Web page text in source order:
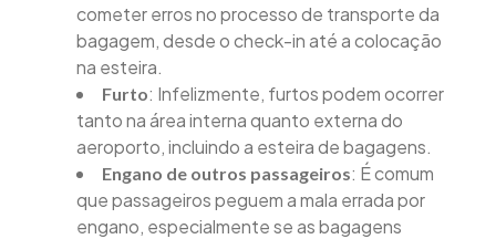
cometer erros no processo de transporte da
bagagem, desde o check-in até a colocação
na esteira.
Furto: Infelizmente, furtos podem ocorrer
tanto na área interna quanto externa do
aeroporto, incluindo a esteira de bagagens.
Engano de outros passageiros: É comum
que passageiros peguem a mala errada por
engano, especialmente se as bagagens